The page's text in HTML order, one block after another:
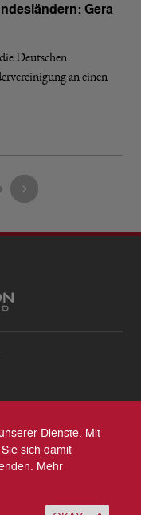
Gera
Deutschen
an einen
Dienste. Mit
sich damit
Mehr